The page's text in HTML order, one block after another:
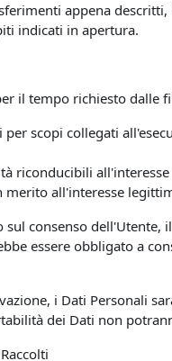
appena
indicati in apertura.
il tempo richiesto dalle
scopi collegati
riconducibili
all'interesse
consenso
essere obbligato a
i Dati Personali
dei Dati non